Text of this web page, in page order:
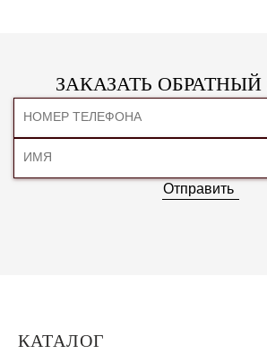
ЗАКАЗАТЬ
Отправить
КАТАЛОГ